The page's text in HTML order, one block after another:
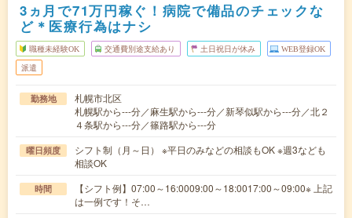
3ヵ月で71万円稼ぐ！病院で備品のチェックな
ど＊医療行為はナシ
職種未経験OK 交通費別途支給あり 土日祝日が休み WEB登録OK
派遣
勤務地
札幌市北区
札幌駅から---分／麻生駅から---分／新琴似駅から---分／北２
４条駅から---分／篠路駅から---分
曜日頻度
シフト制（月～日） ※平日のみなどの相談もOK ※週3なども
相談OK
時間
【シフト例】07:00～16:0009:00～18:0017:00～09:00※ 上記
は一例です！そ…